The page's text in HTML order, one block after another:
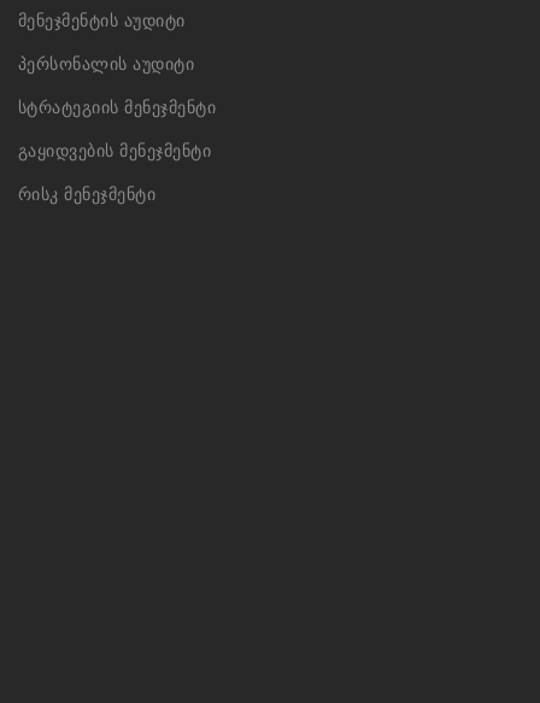
მენეჯმენტის აუდიტი
პერსონალის აუდიტი
სტრატეგიის მენეჯმენტი
გაყიდვების მენეჯმენტი
რისკ მენეჯმენტი